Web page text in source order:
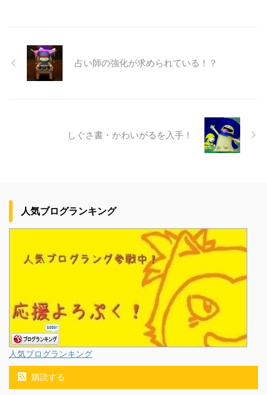
占い師の強化が求められている！？
しぐさ書・かわいがるを入手！
人気ブログランキング
人気ブログランキング
購読する